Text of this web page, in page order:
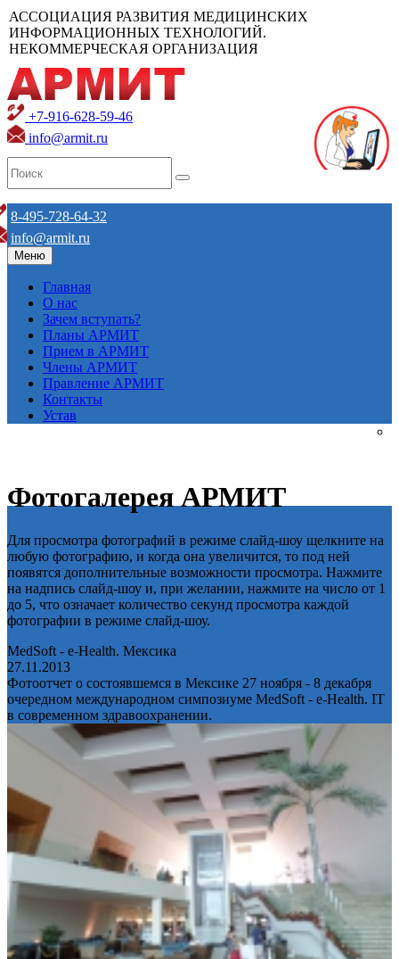
АССОЦИАЦИЯ РАЗВИТИЯ МЕДИЦИНСКИХ
ИНФОРМАЦИОННЫХ ТЕХНОЛОГИЙ.
НЕКОММЕРЧЕСКАЯ ОРГАНИЗАЦИЯ
+7-916-628-59-46
info@armit.ru
8-495-728-64-32
info@armit.ru
Меню
Главная
О нас
Зачем вступать?
Планы АРМИТ
Прием в АРМИТ
Члены АРМИТ
Правление АРМИТ
Контакты
Устав
Фотогалерея АРМИТ
Для просмотра фотографий в режиме слайд-шоу щелкните на
любую фотографию, и когда она увеличится, то под ней
появятся дополнительные возможности просмотра. Нажмите
на надпись слайд-шоу и, при желании, нажмите на число от 1
до 5, что означает количество секунд просмотра каждой
фотографии в режиме слайд-шоу.
MedSoft - e-Health. Мексика
27.11.2013
Фотоотчет о состоявшемся в Мексике 27 ноября - 8 декабря
очередном международном симпозиуме MedSoft - e-Health. IT
в современном здравоохранении.